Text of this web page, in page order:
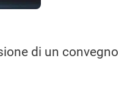
di un convegno